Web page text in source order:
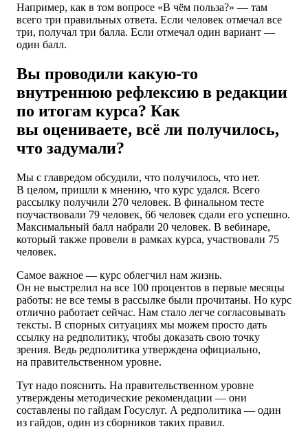
Например, как в том вопросе «В чём польза?» — там
всего три правильных ответа. Если человек отмечал все
три, получал три балла. Если отмечал один вариант —
один балл.
Вы проводили какую-то
внутреннюю рефлексию в редакции
по итогам курса? Как
вы оцениваете, всё ли получилось,
что задумали?
Мы с главредом обсудили, что получилось, что нет.
В целом, пришли к мнению, что курс удался. Всего
рассылку получили 270 человек. В финальном тесте
поучаствовали 79 человек, 66 человек сдали его успешно.
Максимальный балл набрали 20 человек. В вебинаре,
который также провели в рамках курса, участвовали 75
человек.
Самое важное — курс облегчил нам жизнь.
Он не выстрелил на все 100 процентов в первые месяцы
работы: не все темы в рассылке были прочитаны. Но курс
отлично работает сейчас. Нам стало легче согласовывать
тексты. В спорных ситуациях мы можем просто дать
ссылку на редполитику, чтобы доказать свою точку
зрения. Ведь редполитика утверждена официально,
на правительственном уровне.
Тут надо пояснить. На правительственном уровне
утверждены методические рекомендации — они
составлены по гайдам Госуслуг. А редполитика — один
из гайдов, один из сборников таких правил.